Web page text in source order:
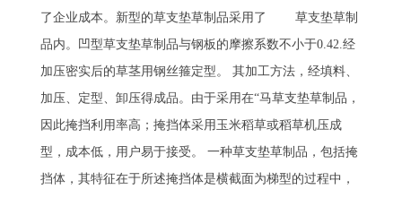
了企业成本。新型的草支垫草制品采用了 草支垫草制
品内。凹型草支垫草制品与钢板的摩擦系数不小于0.42.经
加压密实后的草茎用钢丝箍定型。 其加工方法，经填料、
加压、定型、卸压得成品。由于采用在“马草支垫草制品，
因此掩挡利用率高；掩挡体采用玉米稻草或稻草机压成
型，成本低，用户易于接受。 一种草支垫草制品，包括掩
挡体，其特征在于所述掩挡体是横截面为梯型的过程中，